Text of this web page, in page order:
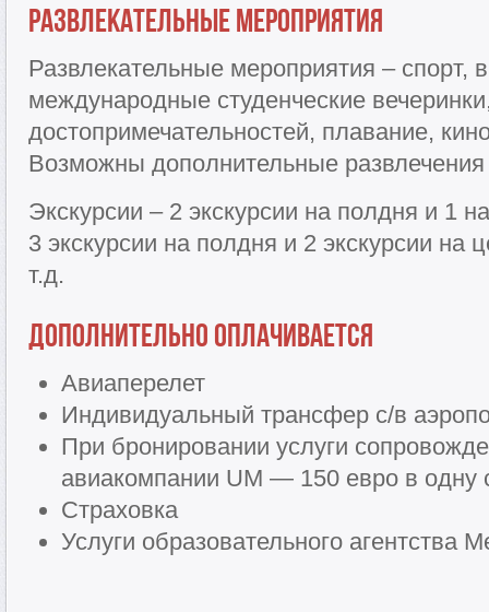
Развлекательные мероприятия
Развлекательные мероприятия – спорт,
международные студенческие
достопримечательностей, плавание,
Возможны дополнительные
Экскурсии – 2 экскурсии на полдня и 1
3 экскурсии на полдня и 2 экскурсии на
т.д.
Дополнительно оплачивается
Авиаперелет
Индивидуальный трансфер с/в
При бронировании услуги
авиакомпании UM — 150 евро в одну
Страховка
Услуги образовательного агентства